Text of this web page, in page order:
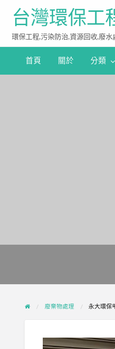
台灣環保工
環保工程,污染防治,資源回收,廢
首頁 關於 分類
廢棄物處理 永大環保